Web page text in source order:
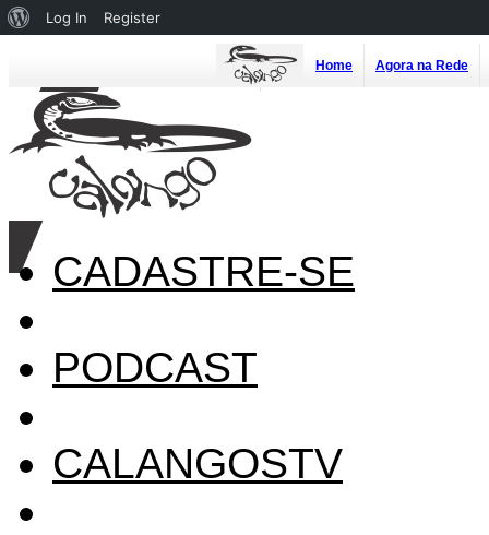
Home Agora na Rede
CADASTRE-SE
PODCAST
CALANGOSTV
About
Log In Register